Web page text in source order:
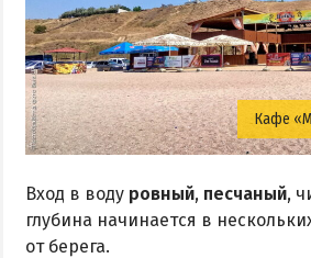
Кафе
Вход в воду ровный, песчаный,
глубина начинается в
от берега.